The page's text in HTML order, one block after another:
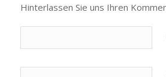
Hinterlassen Sie uns Ihren